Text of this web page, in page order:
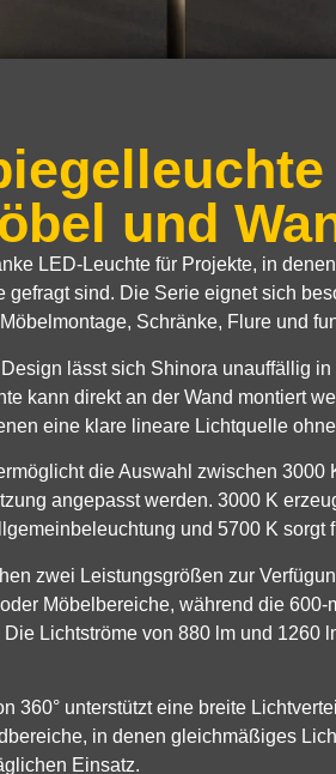
und
LED-Leuchte für Projekte, in
gefragt sind. Die Serie eignet sich
Schränke, Flure und
lässt sich Shinora unauffällig
kann direkt an der Wand montiert
eine klare lineare Lichtquelle
die Auswahl zwischen
angepasst werden. 3000 K
und 5700 K
zwei Leistungsgrößen zur
Möbelbereiche, während die
Lichtströme von 880 lm und 1260
360° unterstützt eine breite
in denen gleichmäßiges
Einsatz.